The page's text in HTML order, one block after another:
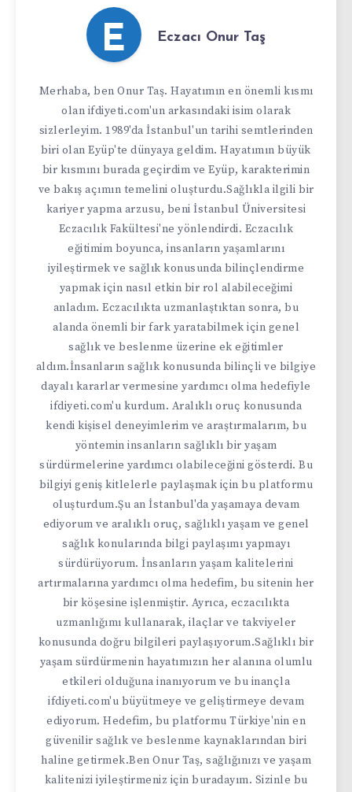
E Eczacı Onur Taş
Merhaba, ben Onur Taş. Hayatımın en önemli kısmı
olan ifdiyeti.com'un arkasındaki isim olarak
sizlerleyim. 1989'da İstanbul'un tarihi semtlerinden
biri olan Eyüp'te dünyaya geldim. Hayatımın büyük
bir kısmını burada geçirdim ve Eyüp, karakterimin
ve bakış açımın temelini oluşturdu.Sağlıkla ilgili bir
kariyer yapma arzusu, beni İstanbul Üniversitesi
Eczacılık Fakültesi'ne yönlendirdi. Eczacılık
eğitimim boyunca, insanların yaşamlarını
iyileştirmek ve sağlık konusunda bilinçlendirme
yapmak için nasıl etkin bir rol alabileceğimi
anladım. Eczacılıkta uzmanlaştıktan sonra, bu
alanda önemli bir fark yaratabilmek için genel
sağlık ve beslenme üzerine ek eğitimler
aldım.İnsanların sağlık konusunda bilinçli ve bilgiye
dayalı kararlar vermesine yardımcı olma hedefiyle
ifdiyeti.com'u kurdum. Aralıklı oruç konusunda
kendi kişisel deneyimlerim ve araştırmalarım, bu
yöntemin insanların sağlıklı bir yaşam
sürdürmelerine yardımcı olabileceğini gösterdi. Bu
bilgiyi geniş kitlelerle paylaşmak için bu platformu
oluşturdum.Şu an İstanbul'da yaşamaya devam
ediyorum ve aralıklı oruç, sağlıklı yaşam ve genel
sağlık konularında bilgi paylaşımı yapmayı
sürdürüyorum. İnsanların yaşam kalitelerini
artırmalarına yardımcı olma hedefim, bu sitenin her
bir köşesine işlenmiştir. Ayrıca, eczacılıkta
uzmanlığımı kullanarak, ilaçlar ve takviyeler
konusunda doğru bilgileri paylaşıyorum.Sağlıklı bir
yaşam sürdürmenin hayatımızın her alanına olumlu
etkileri olduğuna inanıyorum ve bu inançla
ifdiyeti.com'u büyütmeye ve geliştirmeye devam
ediyorum. Hedefim, bu platformu Türkiye'nin en
güvenilir sağlık ve beslenme kaynaklarından biri
haline getirmek.Ben Onur Taş, sağlığınızı ve yaşam
kalitenizi iyileştirmeniz için buradayım. Sizinle bu